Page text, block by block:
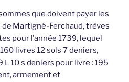
que doivent payer les
Martigné-Ferchaud, trèves
pour l’année 1739, lequel
livres 12 sols 7 deniers,
L 10 s deniers pour livre : 195
armement et